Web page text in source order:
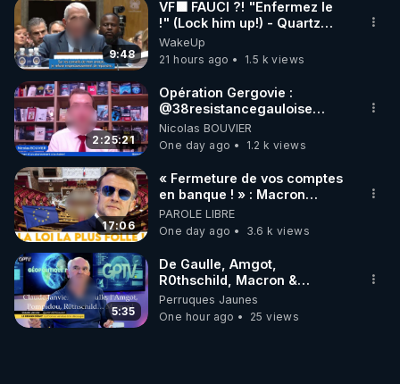
budgétaires, le nombre
de mères et d'enfants
accompagnés…
d'enfants accompagnés…
9:48
VF🟩 FAUCI ?! "Enfermez le
!" (Lock him up!) - Quartz
Traduction
WakeUp
21 hours ago
1.5 k views
2:25:21
Opération Gergovie :
‪@38resistancegauloise‬
‪@MarionSigautOfficiel‬
‪@gladysriifard5710‬ Laëtitia
Nicolas BOUVIER
One day ago
1.2 k views
17:06
« Fermeture de vos comptes
en banque ! » : Macron
impose une loi folle !
PAROLE LIBRE
One day ago
3.6 k views
5:35
De Gaulle, Amgot,
R0thschild, Macron &
Pompidou… Macron Claude
Janvier, GPTV, 18 X 2024
Perruques Jaunes
One hour ago
25 views